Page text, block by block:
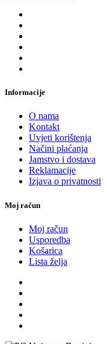
Informacije
O nama
Kontakt
Uvjeti korištenja
Načini plaćanja
Jamstvo i dostava
Reklamacije
Izjava o privatnosti
Moj račun
Moj račun
Usporedba
Košarica
Lista želja